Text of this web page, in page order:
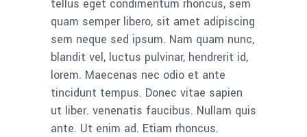
tellus eget condimentum rhoncus, sem
quam semper libero, sit amet adipiscing
sem neque sed ipsum. Nam quam nunc,
blandit vel, luctus pulvinar, hendrerit id,
lorem. Maecenas nec odio et ante
tincidunt tempus. Donec vitae sapien
ut liber. venenatis faucibus. Nullam quis
ante. Ut enim ad. Etiam rhoncus.